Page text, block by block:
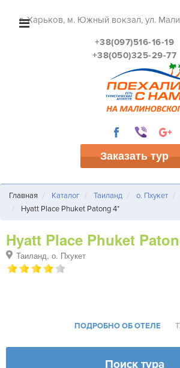
г. Харьков, м. Южный вокзал, ул.
+38(097)516-16-19
+38(050)325-29-77
Заказать тур
Главная Каталог Таиланд о. Пхукет
Hyatt Place Phuket Patong 4*
Hyatt Place Phuket
Таиланд, о. Пхукет
ПОДРОБНО ОБ ОТЕЛЕ
Поиск тура